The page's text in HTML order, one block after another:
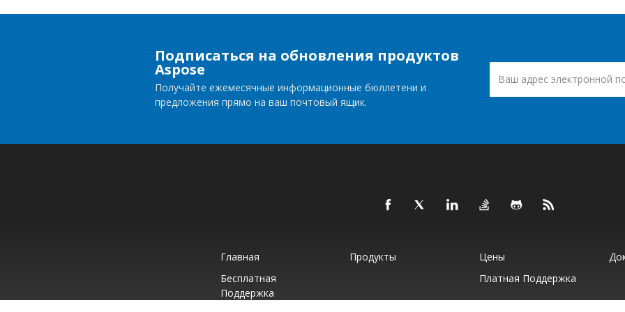
Подписаться на обновления продуктов
Aspose
Получайте ежемесячные информационные бюллетени и
предложения прямо на ваш почтовый ящик.
Главная Продукты Цены
Бесплатная
Поддержка
Платная Поддержка